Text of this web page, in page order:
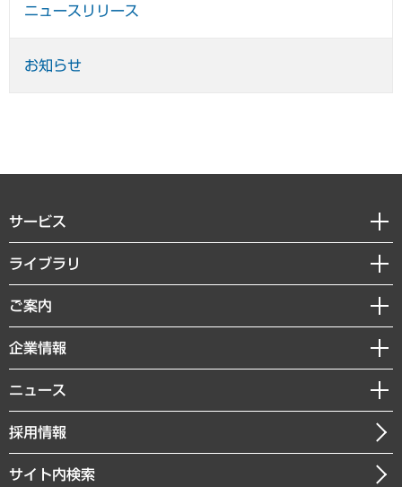
ニュースリリース
お知らせ
サービス
経営戦略
組織・人事戦略
デジタルイノベーション
共生・ダイバーシティ
GRC（ガバナンス・リスク・コンプライアンス）・防災（政策）
経済・産業・雇用・労働
ライブラリ
経済調査
レポート
コラム
経営用語集
受託・受注実績（官公庁関連）
メディア掲載・出演
ご案内
セミナー・イベント情報
MUFGビジネスセミナー
受託案件情報
企業情報
私たちの想い
社長メッセージ
会社概要
ニュース
ニュースリリース
お知らせ
採用情報
サイト内検索